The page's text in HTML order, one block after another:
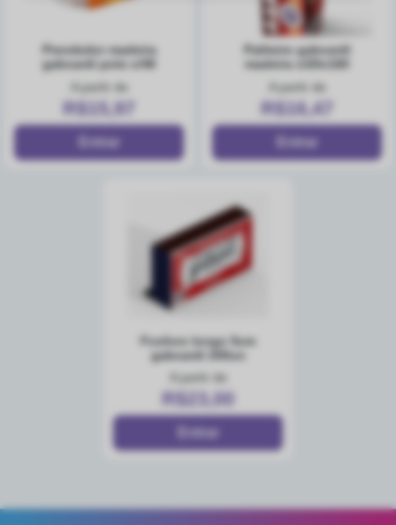
gaboardi pote c/48
A partir de
R$15,97
madeira c/20x160
A partir de
R$16,47
gaboardi 200un
A partir de
R$23,00